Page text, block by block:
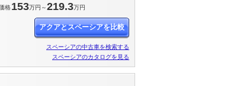
格153万円～219.3万円
アクアとスペーシアを比較
スペーシアの中古車を検索する
スペーシアのカタログを見る